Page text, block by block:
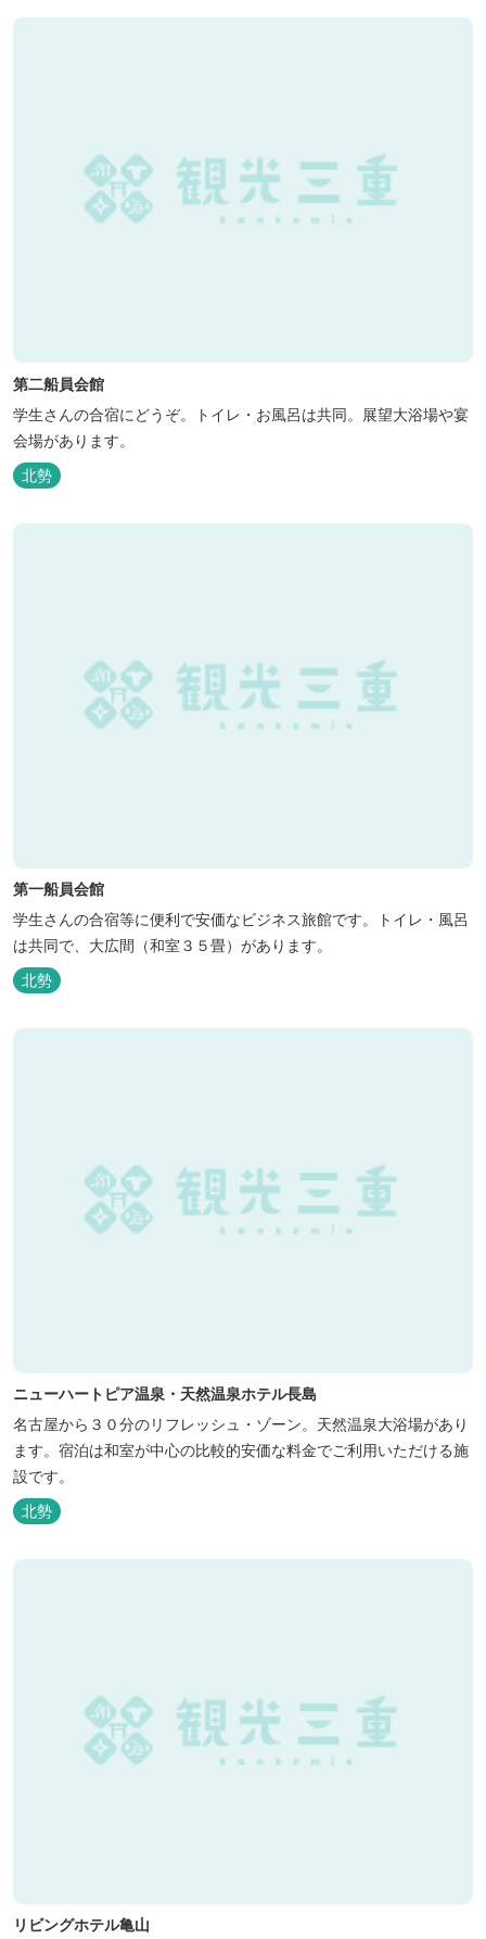
第二船員会館
学生さんの合宿にどうぞ。トイレ・お風呂は共同。展望大浴場や宴
会場があります。
北勢
第一船員会館
学生さんの合宿等に便利で安価なビジネス旅館です。トイレ・風呂
は共同で、大広間（和室３５畳）があります。
北勢
ニューハートピア温泉・天然温泉ホテル長島
名古屋から３０分のリフレッシュ・ゾーン。天然温泉大浴場があり
ます。宿泊は和室が中心の比較的安価な料金でご利用いただける施
設です。
北勢
リビングホテル亀山